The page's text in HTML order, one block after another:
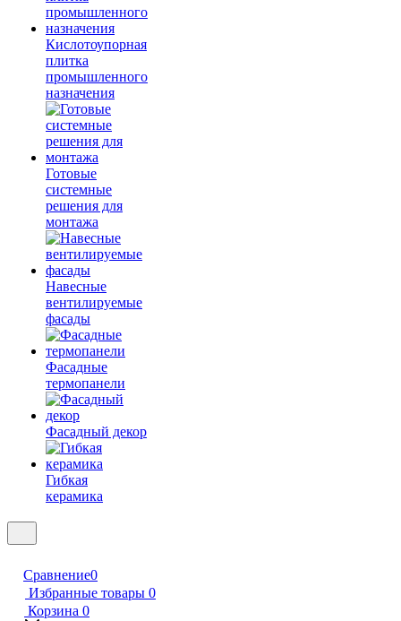
Кислотоупорная
плитка
промышленного
назначения
Готовые
системные
решения для
монтажа
Навесные
вентилируемые
фасады
Фасадные
термопанели
Фасадный декор
Гибкая
керамика
Сравнение0
Избранные товары 0
Корзина 0